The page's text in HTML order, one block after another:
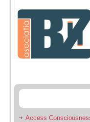
agresiva, orice
greseala era taxata cu
o palma sau pedepse.
De 4 ani am o relatie
serioasa cu un barbat
sa se manifeste o
Access